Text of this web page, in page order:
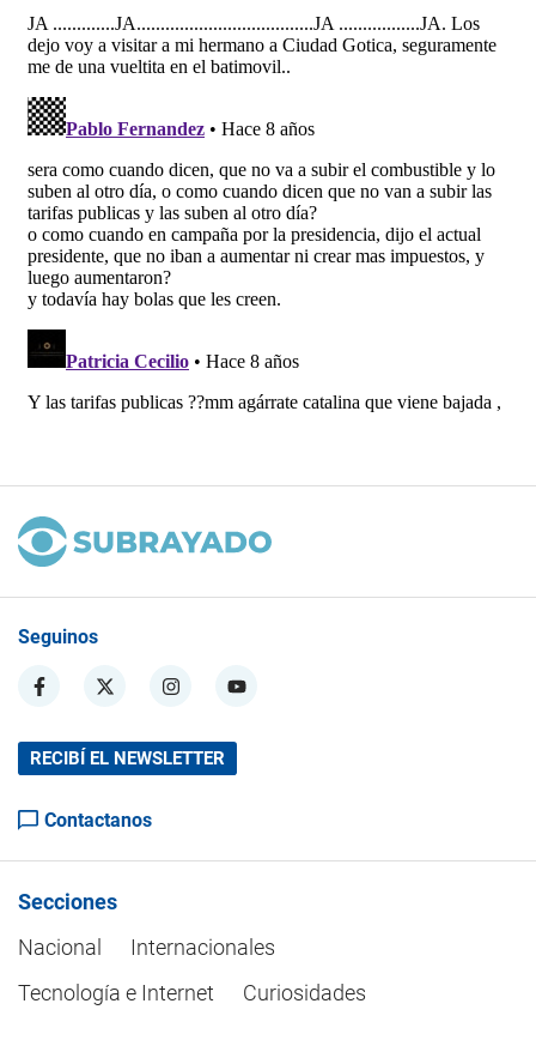
Seguinos
RECIBÍ EL NEWSLETTER
Contactanos
Secciones
Nacional
Internacionales
Tecnología e Internet
Curiosidades